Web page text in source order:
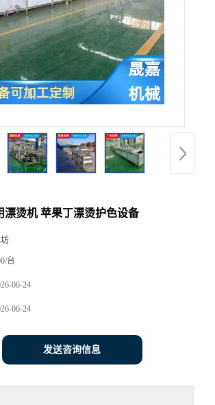
漂烫机 苹果丁漂烫护色设备
台
06-24
06-24
发送咨询信息